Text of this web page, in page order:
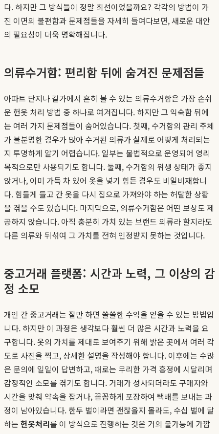
다. 하지만 그 방식들이 정말 최선이었을까요? 각각의 방법이 가
진 이면의 불편함과 문제점들을 자세히 들여다보면, 새로운 대안
의 필요성이 더욱 명확해집니다.
의류수거함: 편리함 뒤에 숨겨진 문제점들
아파트 단지나 길가에서 흔히 볼 수 있는 의류수거함은 가장 손쉬
운 헌옷 처리 방법 중 하나로 여겨집니다. 하지만 그 익숙함 뒤에
는 여러 가지 문제점들이 숨어있습니다. 첫째, 수거함의 관리 주체
가 불분명한 경우가 많아 수거된 의류가 실제로 어떻게 처리되는
지 투명하게 알기 어렵습니다. 일부는 불법적으로 운영되어 영리
목적으로만 사용되기도 합니다. 둘째, 수거함의 위생 상태가 좋지
않거나, 이미 가득 차 있어 옷을 넣기 힘든 경우도 비일비재합니
다. 힘들게 들고 간 옷을 다시 집으로 가져와야 하는 허탈한 상황
을 겪을 수도 있습니다. 마지막으로, 의류수거함은 어떤 보상도 제
공하지 않습니다. 아직 충분히 가치 있는 브랜드 의류라 할지라도
다른 의류와 뒤섞여 그 가치를 전혀 인정받지 못하는 것입니다.
중고거래 플랫폼: 시간과 노력, 그 이상의 감
정 소모
개인 간 중고거래는 잘만 하면 쏠쏠한 수익을 얻을 수 있는 방법입
니다. 하지만 이 과정은 생각보다 훨씬 더 많은 시간과 노력을 요
구합니다. 옷의 가치를 제대로 보여주기 위해 밝은 곳에서 여러 각
도로 사진을 찍고, 상세한 설명을 작성해야 합니다. 이후에는 수많
은 문의에 일일이 답변하고, 때로는 무리한 가격 흥정에 시달리며
감정적인 소모를 겪기도 합니다. 거래가 성사되더라도 구매자와
시간을 맞춰 약속을 잡거나, 꼼꼼하게 포장하여 택배를 보내는 과
정이 남아있습니다. 한두 벌이라면 괜찮을지 몰라도, 수십 벌에 달
하는 헌옷처리를 이 방식으로 진행하는 것은 거의 불가능에 가깝